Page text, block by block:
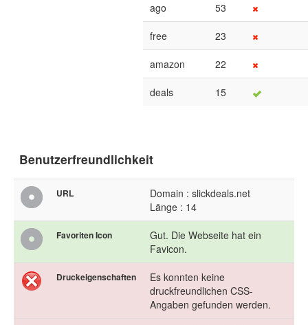
ago 53
free 23
amazon 22
deals 15
Benutzerfreundlichkeit
URL
Domain : slickdeals.net
Länge : 14
Favoriten Icon
Gut. Die Webseite hat ein
Favicon.
Druckeigenschaften
Es konnten keine
druckfreundlichen CSS-
Angaben gefunden werden.